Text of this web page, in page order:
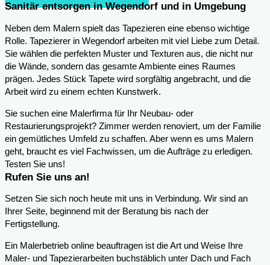
Sanitär entsorgen in Wegendorf und in Umgebung
Neben dem Malern spielt das Tapezieren eine ebenso wichtige
Rolle. Tapezierer in Wegendorf arbeiten mit viel Liebe zum Detail.
Sie wählen die perfekten Muster und Texturen aus, die nicht nur
die Wände, sondern das gesamte Ambiente eines Raumes
prägen. Jedes Stück Tapete wird sorgfältig angebracht, und die
Arbeit wird zu einem echten Kunstwerk.
Sie suchen eine Malerfirma für Ihr Neubau- oder
Restaurierungsprojekt? Zimmer werden renoviert, um der Familie
ein gemütliches Umfeld zu schaffen. Aber wenn es ums Malern
geht, braucht es viel Fachwissen, um die Aufträge zu erledigen.
Testen Sie uns!
Rufen Sie uns an!
Setzen Sie sich noch heute mit uns in Verbindung. Wir sind an
Ihrer Seite, beginnend mit der Beratung bis nach der
Fertigstellung.
Ein Malerbetrieb online beauftragen ist die Art und Weise Ihre
Maler- und Tapezierarbeiten buchstäblich unter Dach und Fach